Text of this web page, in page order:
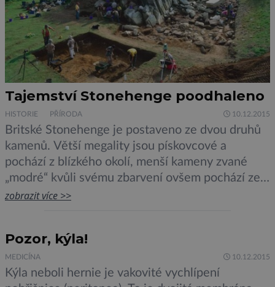
Tajemství Stonehenge poodhaleno
HISTORIE PŘÍRODA 10.12.2015
Britské Stonehenge je postaveno ze dvou druhů
kamenů. Větší megality jsou pískovcové a
pochází z blízkého okolí, menší kameny zvané
„modré“ kvůli svému zbarvení ovšem pochází ze
vzdálené lokality – pohoří Preseli. Tento fakt je
kamenů. Díky unikátní spolupráci britských […]
zobrazit více >>
Pozor, kýla!
MEDICÍNA 10.12.2015
Kýla neboli hernie je vakovité vychlípení